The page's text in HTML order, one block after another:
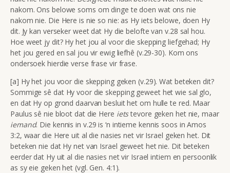
nakom. Ons belowe soms om dinge te doen wat ons nie
nakom nie. Die Here is nie so nie: as Hy iets belowe, doen Hy
dit. Jy kan verseker weet dat Hy die belofte van v.28 sal hou.
Hoe weet jy dit? Hy het jou al voor die skepping liefgehad; Hy
het jou gered en sal jou vir ewig liefhê (v.29-30). Kom ons
ondersoek hierdie verse frase vir frase.
[a] Hy het jou voor die skepping geken (v.29). Wat beteken dit?
Sommige sê dat Hy voor die skepping geweet het wie sal glo,
en dat Hy op grond daarvan besluit het om hulle te red. Maar
Paulus sê nie bloot dat die Here ietstevore geken het nie, maar
iemand. Die kennis in v.29 is ‘n intieme kennis soos in Amos
3:2, waar die Here uit al die nasies net vir Israel geken het. Dit
beteken nie dat Hy net van Israel geweet het nie. Dit beteken
eerder dat Hy uit al die nasies net vir Israel intiem en persoonlik
as sy eie geken het (vgl. Gen. 4:1).